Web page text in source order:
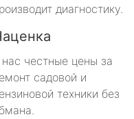
диагностику.
честные цены за
садовой и
техники без